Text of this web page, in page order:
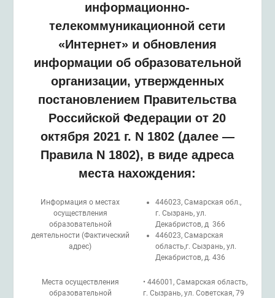
информационно-
телекоммуникационной сети
«Интернет» и обновления
информации об образовательной
организации, утвержденных
постановлением Правительства
Российской Федерации от 20
октября 2021 г. N 1802 (далее —
Правила N 1802), в виде адреса
места нахождения:
Информация о местах
осуществления
образовательной
деятельности (Фактический
адрес)
446023, Самарская обл.,
г. Сызрань, ул.
Декабристов, д 366
446023, Самарская
область,г. Сызрань, ул.
Декабристов, д. 436
Места осуществления
образовательной
• 446001, Самарская область,
г. Сызрань, ул. Советская, 79